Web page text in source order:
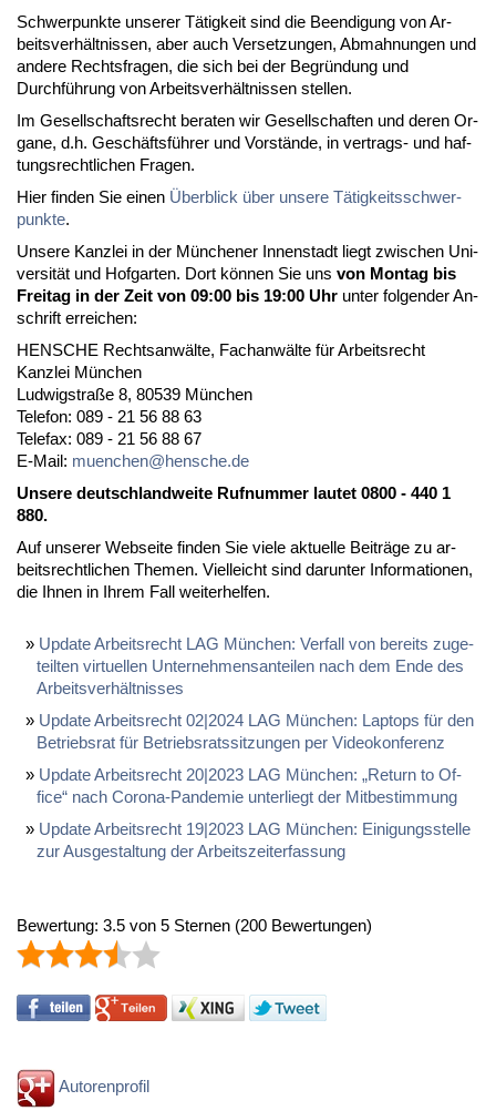
Schwer­punk­te un­se­rer Tätig­keit sind die Be­en­di­gung von Ar­
beits­verhält­nis­sen, aber auch Ver­set­zun­gen, Ab­mah­nun­gen und
an­de­re Rechts­fra­gen, die sich bei der Be­gründung und
Durchführung von Ar­beits­verhält­nis­sen stel­len.
Im Ge­sell­schafts­recht be­ra­ten wir Ge­sell­schaf­ten und de­ren Or­
ga­ne, d.h. Geschäftsführer und Vorstände, in ver­trags- und haf­
tungs­recht­li­chen Fra­gen.
Hier fin­den Sie ei­nen Über­blick über un­se­re Tätig­keits­schwer­
punk­te.
Un­se­re Kanz­lei in der Münche­ner In­nen­stadt liegt zwi­schen Uni­
ver­sität und Hof­gar­ten. Dort können Sie uns von Mon­tag bis
Frei­tag in der Zeit von 09:00 bis 19:00 Uhr un­ter fol­gen­der An­
schrift er­rei­chen:
HENSCHE Rechts­anwälte, Fach­anwälte für Ar­beits­recht
Kanz­lei München
Lud­wig­s­traße 8, 80539 München
Te­le­fon: 089 - 21 56 88 63
Te­le­fax: 089 - 21 56 88 67
E-Mail: mu­en­chen@hen­sche.de
Un­se­re deutsch­land­wei­te Ruf­num­mer lau­tet 0800 - 440 1
880.
Auf un­se­rer Web­sei­te fin­den Sie vie­le ak­tu­el­le Beiträge zu ar­
beits­recht­li­chen The­men. Viel­leicht sind dar­un­ter In­for­ma­tio­nen,
die Ih­nen in Ih­rem Fall wei­ter­hel­fen.
Up­date Ar­beits­recht LAG München: Ver­fall von be­reits zu­ge­
teil­ten vir­tu­el­len Un­ter­neh­mens­an­tei­len nach dem En­de des
Ar­beits­verhält­nis­ses
Up­date Ar­beits­recht 02|2024 LAG München: Lap­tops für den
Be­triebs­rat für Be­triebs­rats­sit­zun­gen per Vi­deo­kon­fe­renz
Up­date Ar­beits­recht 20|2023 LAG München: „Re­turn to Of­
fice“ nach Co­ro­na-Pan­de­mie un­ter­liegt der Mit­be­stim­mung
Up­date Ar­beits­recht 19|2023 LAG München: Ei­ni­gungs­stel­le
zur Aus­ge­stal­tung der Ar­beits­zeit­er­fas­sung
Bewertung: 3.5 von 5 Sternen (200 Bewertungen)
Autorenprofil